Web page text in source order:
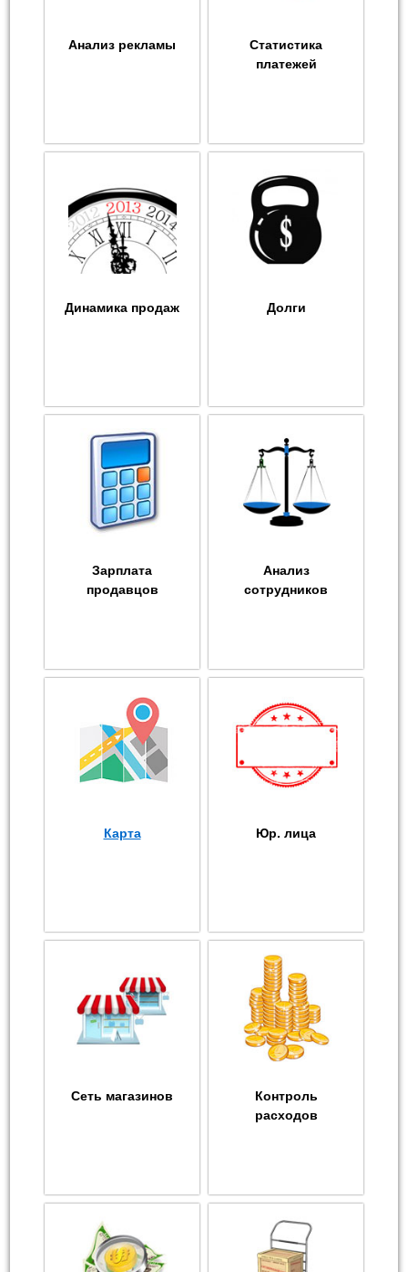
Анализ рекламы
Статистика
платежей
Динамика продаж Долги
Зарплата
продавцов
Анализ
сотрудников
Карта Юр. лица
Сеть магазинов
Контроль
расходов